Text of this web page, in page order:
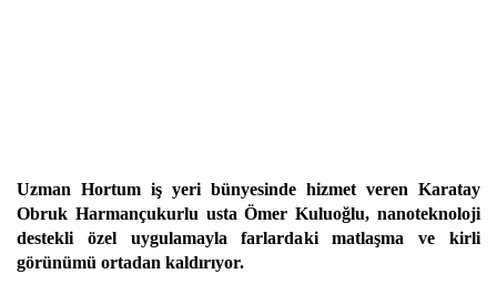
Uzman Hortum iş yeri bünyesinde hizmet veren Karatay
Obruk Harmançukurlu usta Ömer Kuluoğlu, nanoteknoloji
destekli özel uygulamayla farlardaki matlaşma ve kirli
görünümü ortadan kaldırıyor.